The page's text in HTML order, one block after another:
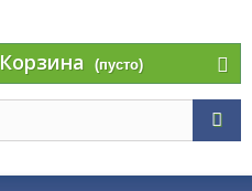
Корзина (пусто)